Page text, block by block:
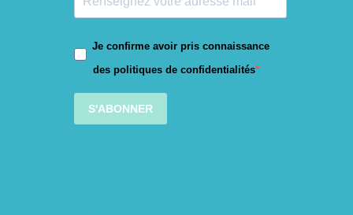
Je confirme avoir pris connaissance
des politiques de confidentialités
S'ABONNER